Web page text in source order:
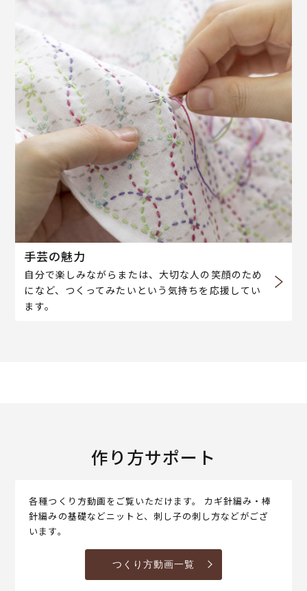
手芸の魅力
自分で楽しみながらまたは、大切な人の笑顔のため
になど、つくってみたいという気持ちを応援してい
ます。
作り方サポート
各種つくり方動画をご覧いただけます。 カギ針編み・棒
針編みの基礎などニットと、刺し子の刺し方などがござ
います。
つくり方動画一覧